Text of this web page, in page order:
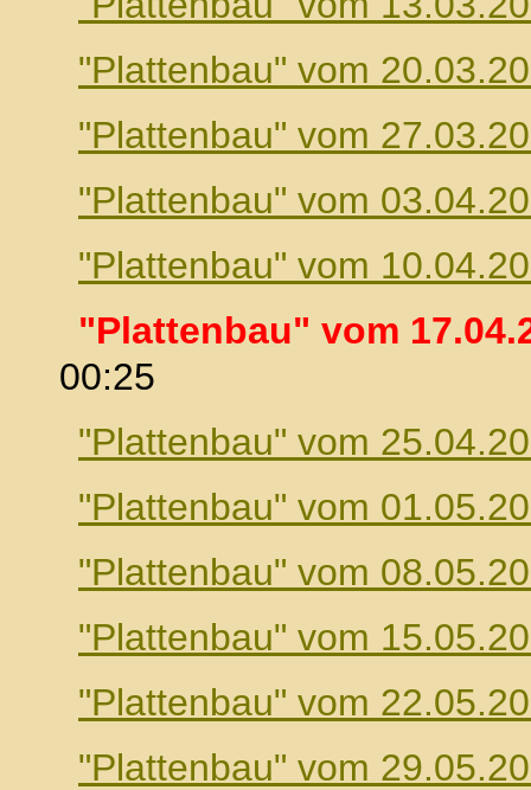
"Plattenbau" vom
"Plattenbau" vom
"Plattenbau" vom
"Plattenbau" vom
"Plattenbau" vom
00:25
"Plattenbau" vom
"Plattenbau" vom
"Plattenbau" vom
"Plattenbau" vom
"Plattenbau" vom
"Plattenbau" vom